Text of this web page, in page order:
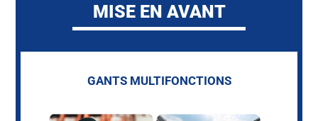
MISE EN AVANT
GANTS MULTIFONCTIONS